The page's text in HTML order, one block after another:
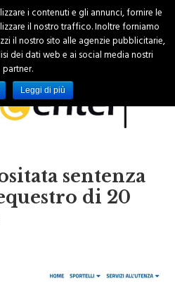
sentenza
di 20
i contenuti e gli annunci, fornire le
il nostro traffico. Inoltre forniamo
il nostro sito alle agenzie pubblicitarie,
dei dati web e ai social media nostri
partner.
Leggi di più